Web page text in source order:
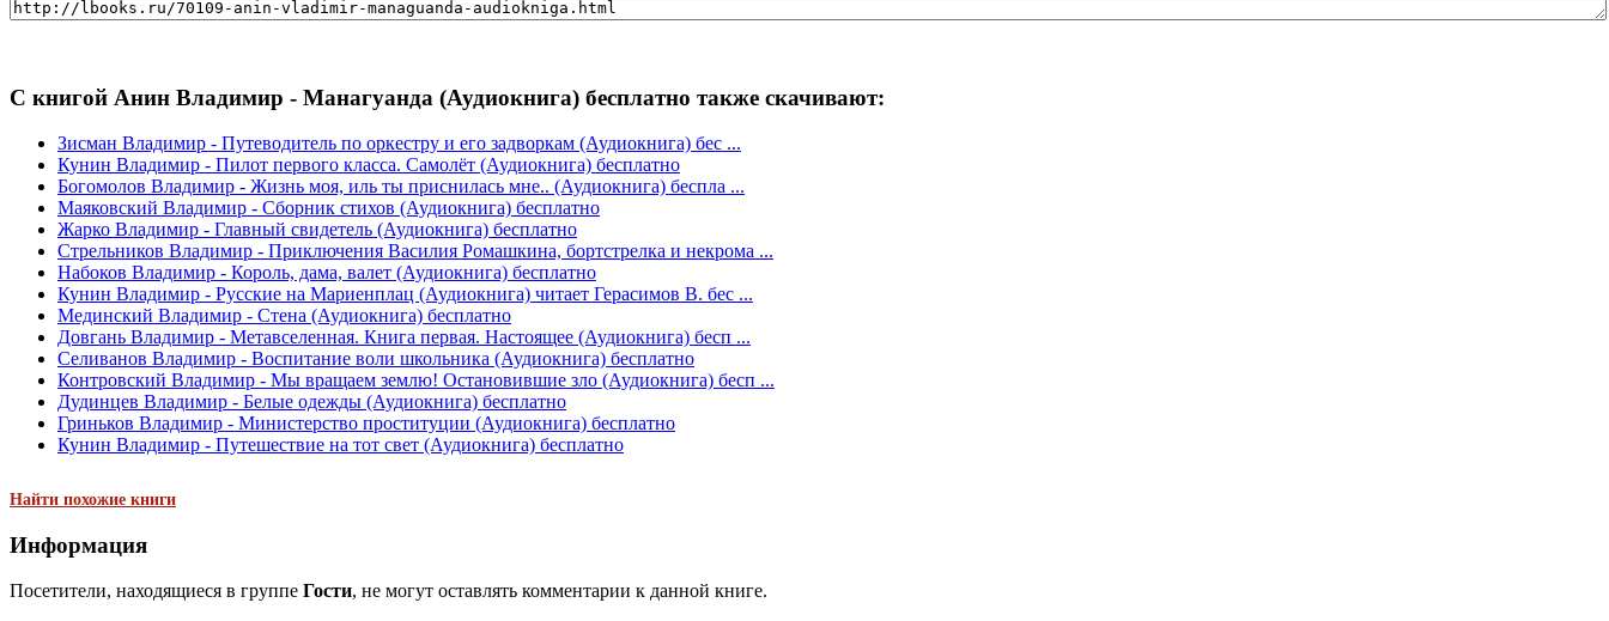
С книгой Анин Владимир - Манагуанда (Аудиокнига) бесплатно также скачивают:
Зисман Владимир - Путеводитель по оркестру и его задворкам (Аудиокнига) бес ...
Кунин Владимир - Пилот первого класса. Самолёт (Аудиокнига) бесплатно
Богомолов Владимир - Жизнь моя, иль ты приснилась мне.. (Аудиокнига) беспла ...
Маяковский Владимир - Сборник стихов (Аудиокнига) бесплатно
Жарко Владимир - Главный свидетель (Аудиокнига) бесплатно
Стрельников Владимир - Приключения Василия Ромашкина, бортстрелка и некрома ...
Набоков Владимир - Король, дама, валет (Аудиокнига) бесплатно
Кунин Владимир - Русские на Мариенплац (Аудиокнига) читает Герасимов В. бес ...
Мединский Владимир - Стена (Аудиокнига) бесплатно
Довгань Владимир - Метавселенная. Книга первая. Настоящее (Аудиокнига) бесп ...
Селиванов Владимир - Воспитание воли школьника (Аудиокнига) бесплатно
Контровский Владимир - Мы вращаем землю! Остановившие зло (Аудиокнига) бесп ...
Дудинцев Владимир - Белые одежды (Аудиокнига) бесплатно
Гриньков Владимир - Министерство проституции (Аудиокнига) бесплатно
Кунин Владимир - Путешествие на тот свет (Аудиокнига) бесплатно
Найти похожие книги
Информация
Посетители, находящиеся в группе Гости, не могут оставлять комментарии к данной книге.